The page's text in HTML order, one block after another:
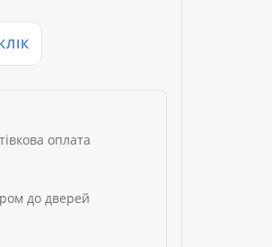
оплата
до дверей